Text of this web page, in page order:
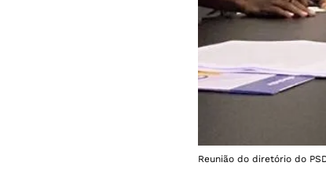
Reunião do diretório do